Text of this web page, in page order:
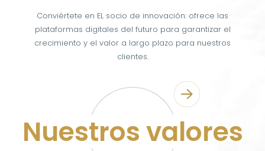
Conviértete en EL socio de innovación: ofrece las
plataformas digitales del futuro para garantizar el
crecimiento y el valor a largo plazo para nuestros
clientes.
Nuestros valores